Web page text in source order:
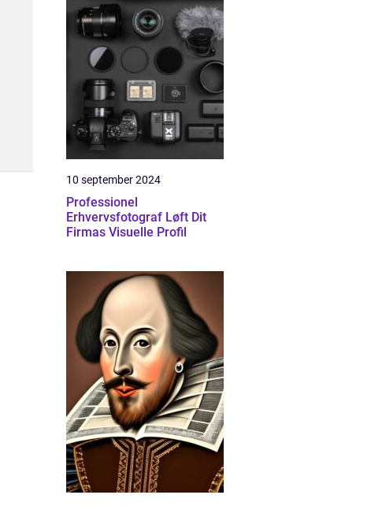
10 september 2024
Professionel
Erhvervsfotograf Løft Dit
Firmas Visuelle Profil